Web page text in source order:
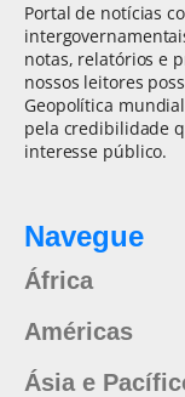
Portal de notícias
notas, relatórios e
nossos leitores
Geopolítica
pela credibilidade
interesse público.
Navegue
África
Américas
Ásia e